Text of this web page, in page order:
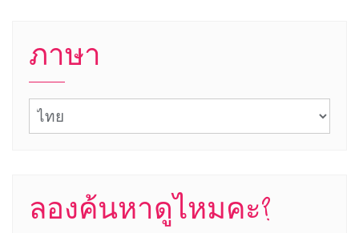
ภาษา
ภาษา
ลองค้นหาดูไหมคะ?